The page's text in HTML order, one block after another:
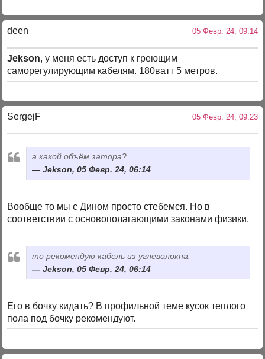
deen 05 Февр. 24, 09:14
Jekson, у меня есть доступ к греющим
саморегулирующим кабелям. 180ватт 5 метров.
SergejF 05 Февр. 24, 09:23
а какой объём затора?
Jekson, 05 Февр. 24, 06:14
Вообще то мы с Дином просто стебемся. Но в
соответствии с основополагающими законами физики.
то рекомендую кабель из углеволокна.
Jekson, 05 Февр. 24, 06:14
Его в бочку кидать? В профильной теме кусок теплого
пола под бочку рекомендуют.